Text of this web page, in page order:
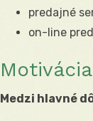
predajné
on-line
Medzi hlavné